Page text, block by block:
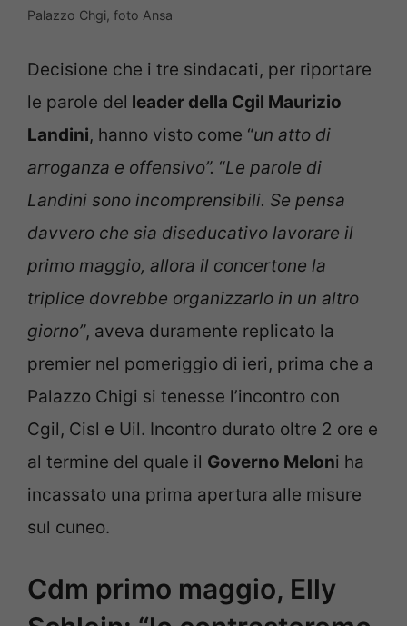
Palazzo Chgi, foto Ansa
Decisione che i tre sindacati, per riportare
le parole del leader della Cgil Maurizio
Landini, hanno visto come “un atto di
arroganza e offensivo”. “Le parole di
Landini sono incomprensibili. Se pensa
davvero che sia diseducativo lavorare il
primo maggio, allora il concertone la
triplice dovrebbe organizzarlo in un altro
giorno”, aveva duramente replicato la
premier nel pomeriggio di ieri, prima che a
Palazzo Chigi si tenesse l’incontro con
Cgil, Cisl e Uil. Incontro durato oltre 2 ore e
al termine del quale il Governo Meloni ha
incassato una prima apertura alle misure
sul cuneo.
Cdm primo maggio, Elly